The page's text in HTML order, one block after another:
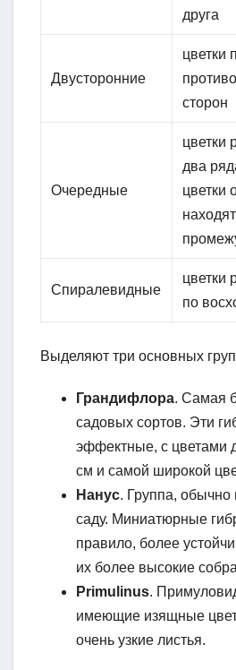
друга
Двусторонние
цветки
сторон
Очередные
цветки
два
цветки
Спиралевидные
цветки
по
Выделяют три основных
Грандифлора. Самая
садовых сортов. Эти
эффектные, с цветами
см и самой широкой
Нанус. Группа,
саду. Миниатюрные
правило, более
их более высокие
Primulinus.
имеющие изящные
очень узкие листья.